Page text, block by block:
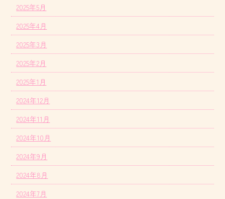
2025年5月
2025年4月
2025年3月
2025年2月
2025年1月
2024年12月
2024年11月
2024年10月
2024年9月
2024年8月
2024年7月